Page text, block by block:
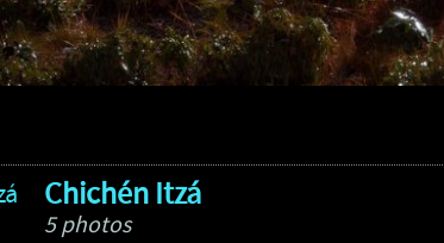
Chichén Itzá
5 photos